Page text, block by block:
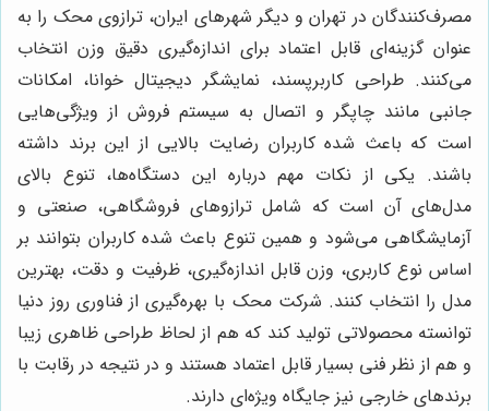
مصرف‌کنندگان در تهران و دیگر شهرهای ایران، ترازوی محک را به
عنوان گزینه‌ای قابل اعتماد برای اندازه‌گیری دقیق وزن انتخاب
می‌کنند. طراحی کاربرپسند، نمایشگر دیجیتال خوانا، امکانات
جانبی مانند چاپگر و اتصال به سیستم فروش از ویژگی‌هایی
است که باعث شده کاربران رضایت بالایی از این برند داشته
باشند. یکی از نکات مهم درباره این دستگاه‌ها، تنوع بالای
مدل‌های آن است که شامل ترازوهای فروشگاهی، صنعتی و
آزمایشگاهی می‌شود و همین تنوع باعث شده کاربران بتوانند بر
اساس نوع کاربری، وزن قابل اندازه‌گیری، ظرفیت و دقت، بهترین
مدل را انتخاب کنند. شرکت محک با بهره‌گیری از فناوری روز دنیا
توانسته محصولاتی تولید کند که هم از لحاظ طراحی ظاهری زیبا
و هم از نظر فنی بسیار قابل اعتماد هستند و در نتیجه در رقابت با
برندهای خارجی نیز جایگاه ویژه‌ای دارند.